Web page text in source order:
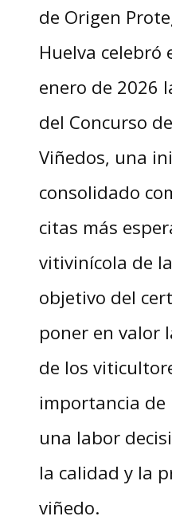
de Origen
Huelva celebró
enero de 2026
del Concurso
Viñedos, una
consolidado
citas más
vitivinícola de
objetivo del
poner en valor
de los
importancia de
una labor
la calidad y la
viñedo.